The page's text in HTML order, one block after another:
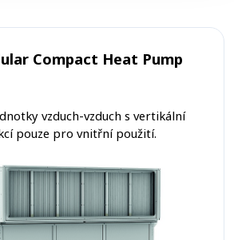
Compact Heat Pump
vzduch-vzduch s vertikální
pouze pro vnitřní použití.